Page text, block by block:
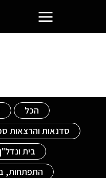
הכל
סדנאות והרצאות
בית ונדל"ן
התפתחות,